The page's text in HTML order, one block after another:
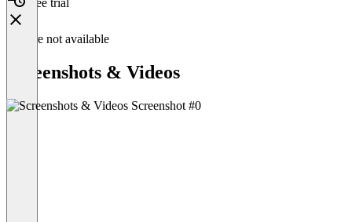
Free trial
Feature not available
Screenshots & Videos